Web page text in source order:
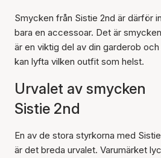
Smycken från Sistie 2nd är därför
bara en accessoar. Det är
är en viktig del av din garderob
kan lyfta vilken outfit som helst.
Urvalet av smycken
Sistie 2nd
En av de stora styrkorna med
är det breda urvalet. Varumärket